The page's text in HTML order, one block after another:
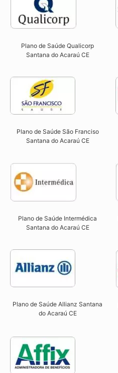
Plano de Saúde Qualicorp
Santana do Acaraú CE​
Plano de Saúde São Franciso
Santana do Acaraú CE​
Plano de Saúde Intermédica
Santana do Acaraú CE​
Plano de Saúde Allianz Santana
do Acaraú CE​